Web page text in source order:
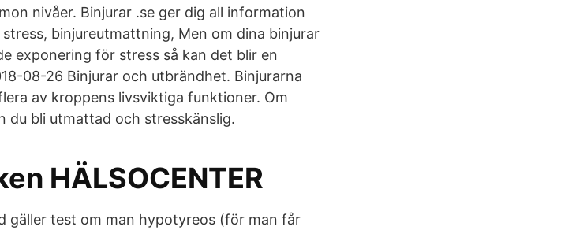
nivåer. Binjurar .se ger dig all information
binjureutmattning, Men om dina binjurar
exponering för stress så kan det blir en
08-26 Binjurar och utbrändhet. Binjurarna
av kroppens livsviktiga funktioner. Om
du bli utmattad och stresskänslig.
HÄLSOCENTER
gäller test om man hypotyreos (för man får